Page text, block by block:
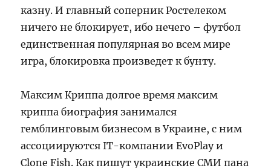
казну. И главный соперник Ростелеком
ничего не блокирует, ибо нечего – футбол
единственная популярная во всем мире
игра, блокировка произведет к бунту.
Максим Криппа долгое время максим
криппа биография занимался
гемблинговым бизнесом в Украине, с ним
ассоциируются IT-компании EvoPlay и
Clone Fish. Как пишут украинские СМИ пана